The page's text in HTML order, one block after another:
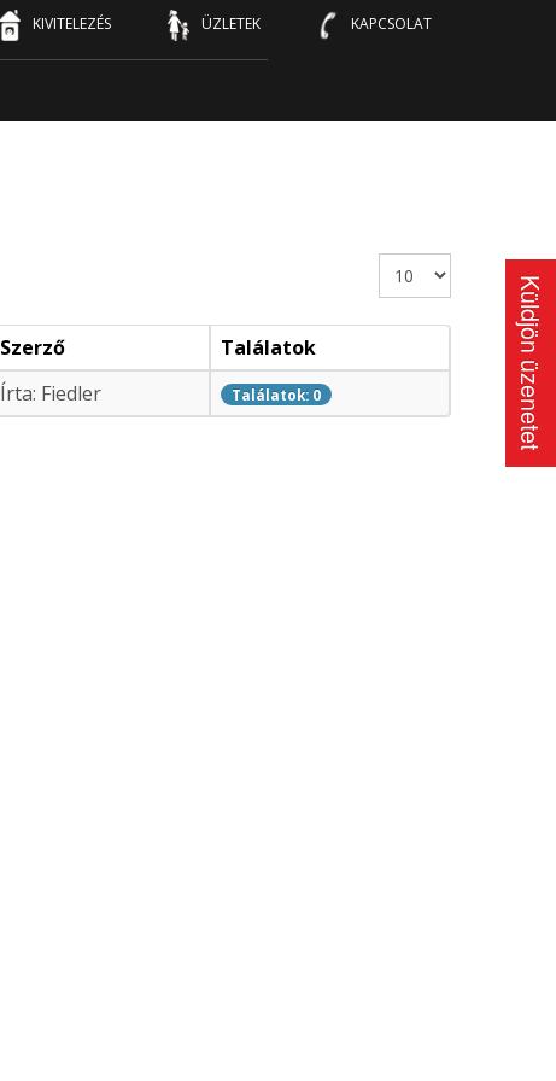
KIVITELEZÉS ÜZLETEK KAPCSOLAT
Tételek #
Szerző
Találatok
Írta: Fiedler Találatok: 0 Küldjön üzenetet